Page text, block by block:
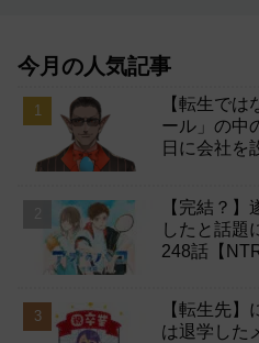
今月の人気記事
【転生で
ール」の中
日に会社を
【完結？
したと話題
248話【
【転生先
は退学した